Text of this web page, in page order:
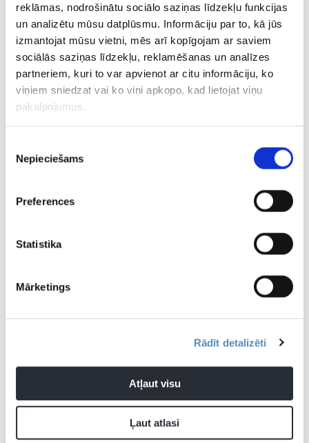
reklāmas, nodrošinātu sociālo saziņas līdzekļu funkcijas
un analizētu mūsu datplūsmu. Informāciju par to, kā jūs
izmantojat mūsu vietni, mēs arī kopīgojam ar saviem
sociālās saziņas līdzekļu, reklamēšanas un analīzes
partneriem, kuri to var apvienot ar citu informāciju, ko
viņiem sniedzat vai ko viņi apkopo, kad lietojat viņu
pakalpojumus.
izvēle
Nepieciešams
Preferences
Statistika
Mārketings
Rādīt detalizēti
Atļaut visu
Ļaut atlasi
Pievienot komentāru